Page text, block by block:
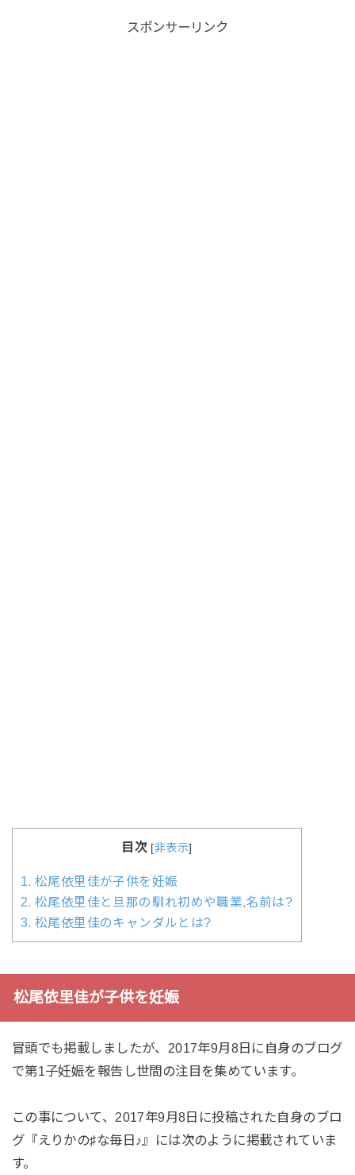
スポンサーリンク
目次 [非表示]
1. 松尾依里佳が子供を妊娠
2. 松尾依里佳と旦那の馴れ初めや職業,名前は?
3. 松尾依里佳のキャンダルとは?
松尾依里佳が子供を妊娠
冒頭でも掲載しましたが、2017年9月8日に自身のブログ
で第1子妊娠を報告し世間の注目を集めています。
この事について、2017年9月8日に投稿された自身のブロ
グ『えりかの♯な毎日♪』には次のように掲載されていま
す。